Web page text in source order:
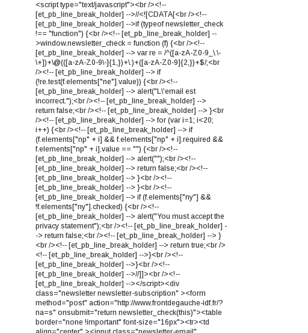
<script type="text/javascript"><br /><!--
[et_pb_line_break_holder] -->//<![CDATA[<br /><!--
[et_pb_line_break_holder] -->if (typeof newsletter_check
!== "function") {<br /><!-- [et_pb_line_break_holder] --
>window.newsletter_check = function (f) {<br /><!--
[et_pb_line_break_holder] --> var re = /^([a-zA-Z0-9_\.\-
\+])+\@(([a-zA-Z0-9\-]{1,})+\.)+([a-zA-Z0-9]{2,})+$/;<br
/><!-- [et_pb_line_break_holder] --> if
(!re.test(f.elements["ne"].value)) {<br /><!--
[et_pb_line_break_holder] --> alert("L\'email est
incorrect.");<br /><!-- [et_pb_line_break_holder] -->
return false;<br /><!-- [et_pb_line_break_holder] --> }<br
/><!-- [et_pb_line_break_holder] --> for (var i=1; i<20;
i++) {<br /><!-- [et_pb_line_break_holder] --> if
(f.elements["np" + i] && f.elements["np" + i].required &&
f.elements["np" + i].value == "") {<br /><!--
[et_pb_line_break_holder] --> alert("");<br /><!--
[et_pb_line_break_holder] --> return false;<br /><!--
[et_pb_line_break_holder] --> }<br /><!--
[et_pb_line_break_holder] --> }<br /><!--
[et_pb_line_break_holder] --> if (f.elements["ny"] &&
!f.elements["ny"].checked) {<br /><!--
[et_pb_line_break_holder] --> alert("You must accept the
privacy statement");<br /><!-- [et_pb_line_break_holder] -
-> return false;<br /><!-- [et_pb_line_break_holder] --> }
<br /><!-- [et_pb_line_break_holder] --> return true;<br />
<!-- [et_pb_line_break_holder] -->}<br /><!--
[et_pb_line_break_holder] -->}<br /><!--
[et_pb_line_break_holder] -->//]]><br /><!--
[et_pb_line_break_holder] --></script><div
class="newsletter newsletter-subscription" ><form
method="post" action="http://www.frontdegauche-idf.fr/?
na=s" onsubmit="return newsletter_check(this)"><table
border="none !important" font-size="16px"><tr><td